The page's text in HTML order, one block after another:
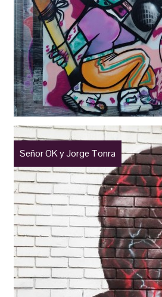
Señor OK y Jorge Tonra